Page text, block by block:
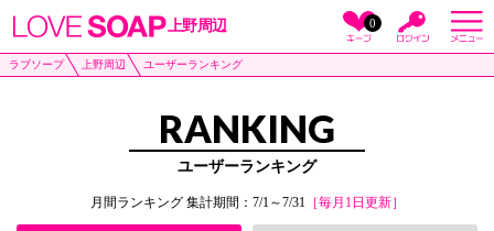
上野周辺 0
ラブソープ 上野周辺 ユーザーランキング
RANKING
ユーザーランキング
月間ランキング 集計期間：7/1～7/31［毎月1日更新］